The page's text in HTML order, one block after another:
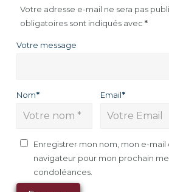
Votre adresse e-mail ne sera pas
obligatoires sont indiqués avec*
Votre message
Nom* Email*
Enregistrer mon nom, mon e-mail
navigateur pour mon prochain
condoléances.